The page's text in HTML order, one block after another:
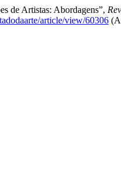
de Artistas: Abordagens”,
article/view/60306